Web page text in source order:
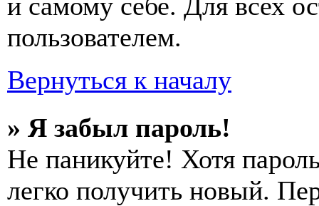
пользователем.
Вернуться к началу
» Я забыл пароль!
Не паникуйте! Хотя
легко получить новый.